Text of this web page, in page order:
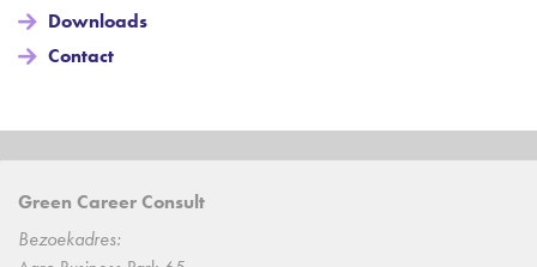
Downloads
Contact
Green Career Consult
Bezoekadres: